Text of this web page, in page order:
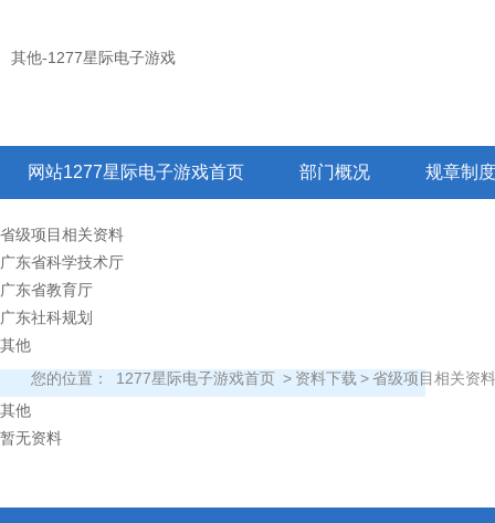
其他-1277星际电子游戏
网站1277星际电子游戏首页 部门概况 规章制度
省级项目相关资料
广东省科学技术厅
广东省教育厅
广东社科规划
其他
您的位置：
1277星际电子游戏首页 > 资料下载 >省级项目相关资料
其他
暂无资料